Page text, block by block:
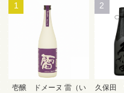
1
壱醸 ドメーヌ 雷（い
2
久保田